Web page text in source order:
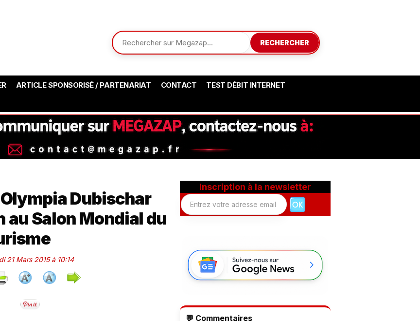
RECHERCHER
ARTICLE SPONSORISÉ / PARTENARIAT CONTACT TEST DÉBIT INTERNET
Dubischar
au Salon Mondial du
21 Mars 2015 à 10:14
Inscription à la newsletter
💬 Commentaires